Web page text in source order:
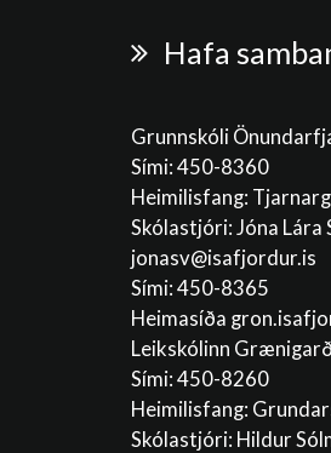
Hafa
Grunnskóli
Sími: 450-8360
Heimilisfang:
Skólastjóri: Jóna
jonasv@isafjordur.is
Sími: 450-8365
Heimasíða
Leikskólinn
Sími: 450-8260
Heimilisfang:
Skólastjóri: Hildur